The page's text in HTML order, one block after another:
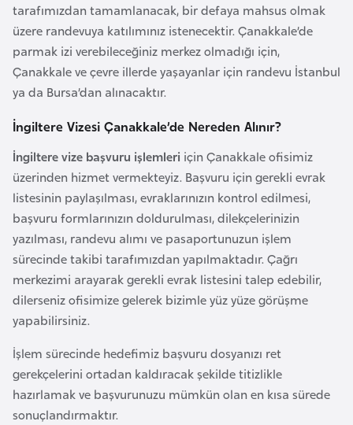
tarafımızdan tamamlanacak, bir defaya mahsus olmak
üzere randevuya katılımınız istenecektir. Çanakkale’de
parmak izi verebileceğiniz merkez olmadığı için,
Çanakkale ve çevre illerde yaşayanlar için randevu İstanbul
ya da Bursa’dan alınacaktır.
İngiltere Vizesi Çanakkale’de Nereden Alınır?
İngiltere vize başvuru işlemleri için Çanakkale ofisimiz
üzerinden hizmet vermekteyiz. Başvuru için gerekli evrak
listesinin paylaşılması, evraklarınızın kontrol edilmesi,
başvuru formlarınızın doldurulması, dilekçelerinizin
yazılması, randevu alımı ve pasaportunuzun işlem
sürecinde takibi tarafımızdan yapılmaktadır. Çağrı
merkezimi arayarak gerekli evrak listesini talep edebilir,
dilerseniz ofisimize gelerek bizimle yüz yüze görüşme
yapabilirsiniz.
İşlem sürecinde hedefimiz başvuru dosyanızı ret
gerekçelerini ortadan kaldıracak şekilde titizlikle
hazırlamak ve başvurunuzu mümkün olan en kısa sürede
sonuçlandırmaktır.
C
i
b
u
i
Ç
i
n
D
a
n
i
m
a
r
k